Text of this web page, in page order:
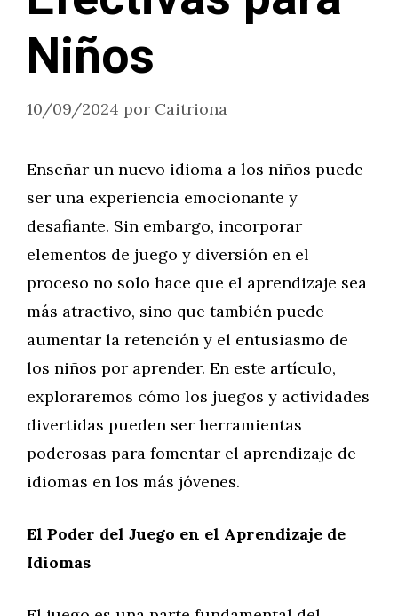
Niños
10/09/2024 por Caitriona
Enseñar un nuevo idioma a los niños puede
ser una experiencia emocionante y
desafiante. Sin embargo, incorporar
elementos de juego y diversión en el
proceso no solo hace que el aprendizaje sea
más atractivo, sino que también puede
aumentar la retención y el entusiasmo de
los niños por aprender. En este artículo,
exploraremos cómo los juegos y actividades
divertidas pueden ser herramientas
poderosas para fomentar el aprendizaje de
idiomas en los más jóvenes.
El Poder del Juego en el Aprendizaje de
Idiomas